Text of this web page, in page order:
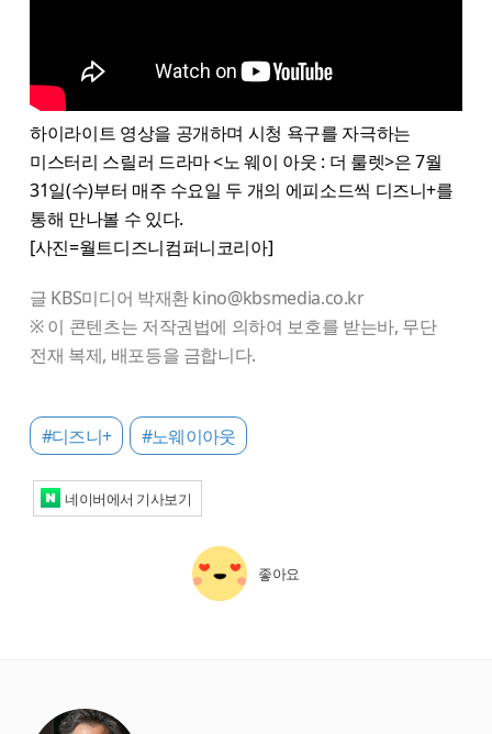
하이라이트 영상을 공개하며 시청 욕구를 자극하는
미스터리 스릴러 드라마 <노 웨이 아웃 : 더 룰렛>은 7월
31일(수)부터 매주 수요일 두 개의 에피소드씩 디즈니+를
통해 만나볼 수 있다.
[사진=월트디즈니컴퍼니코리아]
글 KBS미디어 박재환 kino@kbsmedia.co.kr
※ 이 콘텐츠는 저작권법에 의하여 보호를 받는바, 무단
전재 복제, 배포등을 금합니다.
#디즈니+ #노웨이아웃
네이버에서 기사보기
좋아요